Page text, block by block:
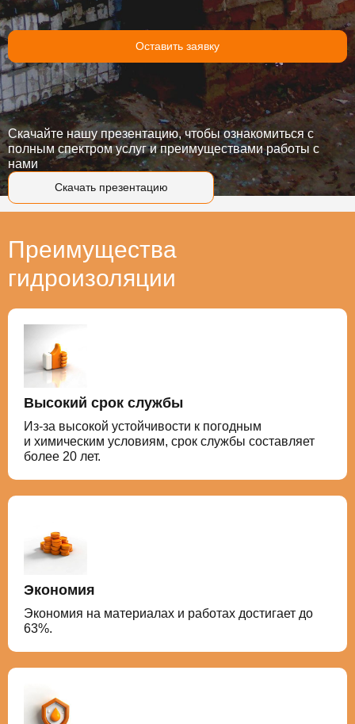
Оставить заявку
Скачать презентацию
Скачайте нашу презентацию, чтобы ознакомиться с
полным спектром услуг и преимуществами работы с
нами
Преимущества
гидроизоляции
Высокий срок службы
Из-за высокой устойчивости к погодным
и химическим условиям, срок службы составляет
более 20 лет.
Экономия
Экономия на материалах и работах достигает до
63%.